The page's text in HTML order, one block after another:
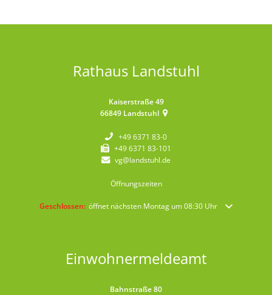
Rathaus Landstuhl
Kaiserstraße 49
66849 Landstuhl
+49 6371 83-0
+49 6371 83-101
vg@landstuhl.de
Öffnungszeiten
Klicken, um weitere Öffnungs- oder Schließzeiten auszublenden
Geschlossen: öffnet nächsten Montag um 08:30 Uhr
Einwohnermeldeamt
Bahnstraße 80